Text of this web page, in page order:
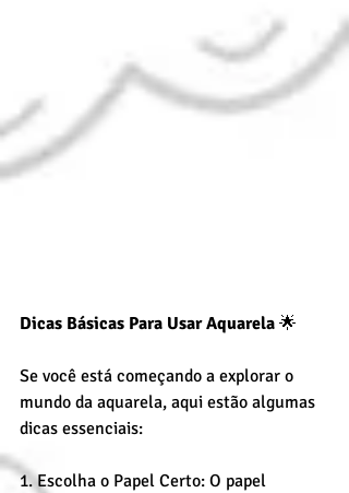
Dicas Básicas Para Usar Aquarela 🌟
Se você está começando a explorar o
mundo da aquarela, aqui estão algumas
dicas essenciais:
1. Escolha o Papel Certo: O papel